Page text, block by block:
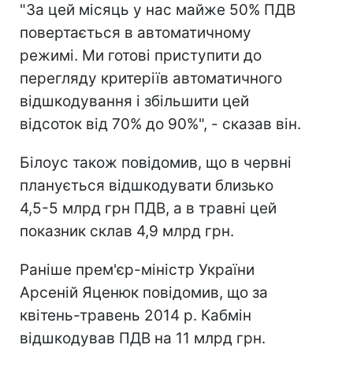
"За цей місяць у нас майже 50% ПДВ
повертається в автоматичному
режимі. Ми готові приступити до
перегляду критеріїв автоматичного
відшкодування і збільшити цей
відсоток від 70% до 90%", - сказав він.
Білоус також повідомив, що в червні
планується відшкодувати близько
4,5-5 млрд грн ПДВ, а в травні цей
показник склав 4,9 млрд грн.
Раніше прем'єр-міністр України
Арсеній Яценюк повідомив, що за
квітень-травень 2014 р. Кабмін
відшкодував ПДВ на 11 млрд грн.